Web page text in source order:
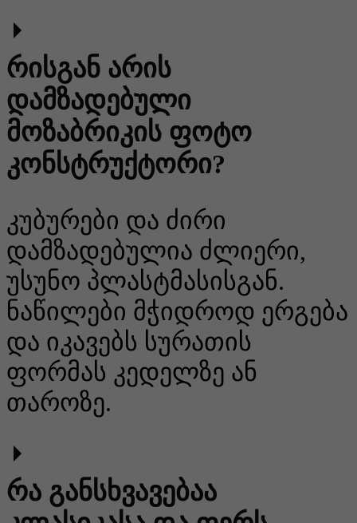
რისგან არის
დამზადებული
მოზაბრიკის ფოტო
კონსტრუქტორი?
კუბურები და ძირი
დამზადებულია ძლიერი,
უსუნო პლასტმასისგან.
ნაწილები მჭიდროდ ერგება
და იკავებს სურათის
ფორმას კედელზე ან
თაროზე.
რა განსხვავებაა